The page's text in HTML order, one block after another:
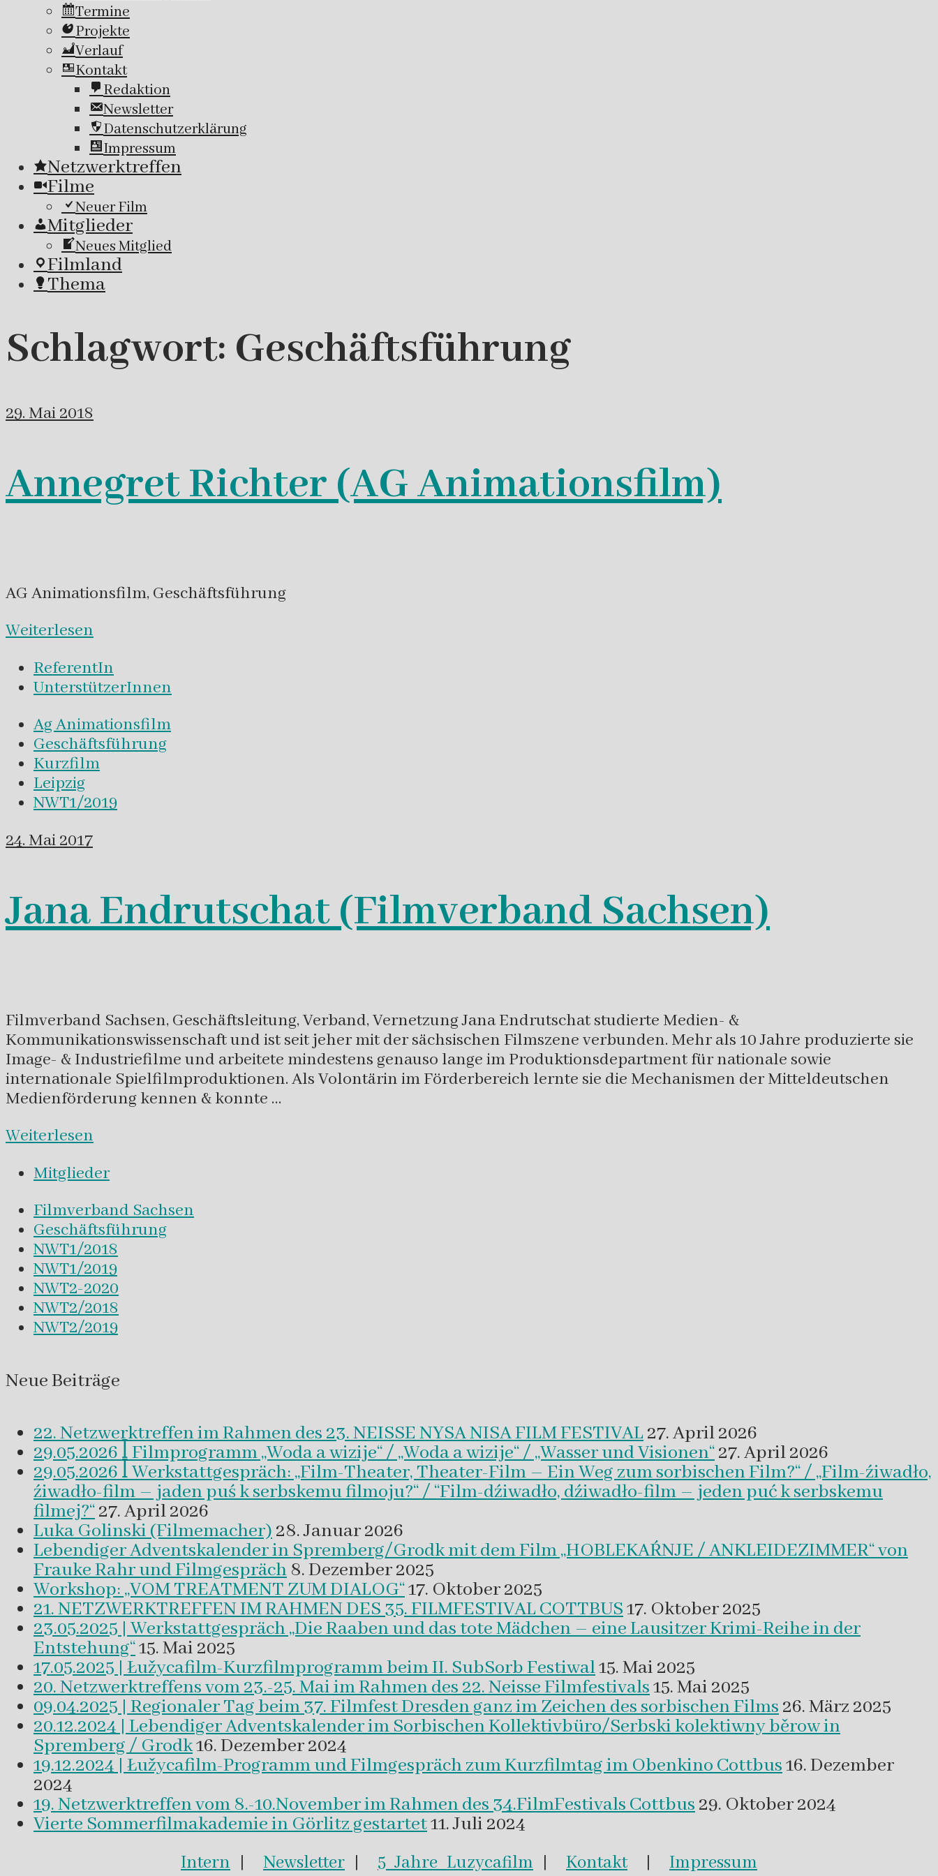
Termine
Projekte
Verlauf
Kontakt
Redaktion
Newsletter
Datenschutzerklärung
Impressum
Netzwerktreffen
Filme
Neuer Film
Mitglieder
Neues Mitglied
Filmland
Thema
Schlagwort: Geschäftsführung
29. Mai 2018
Annegret Richter (AG Animationsfilm)
AG Animationsfilm, Geschäftsführung
Weiterlesen
ReferentIn
UnterstützerInnen
Ag Animationsfilm
Geschäftsführung
Kurzfilm
Leipzig
NWT1/2019
24. Mai 2017
Jana Endrutschat (Filmverband Sachsen)
Filmverband Sachsen, Geschäftsleitung, Verband, Vernetzung Jana Endrutschat studierte Medien- &
Kommunikationswissenschaft und ist seit jeher mit der sächsischen Filmszene verbunden. Mehr als 10 Jahre produzierte sie
Image- & Industriefilme und arbeitete mindestens genauso lange im Produktionsdepartment für nationale sowie
internationale Spielfilmproduktionen. Als Volontärin im Förderbereich lernte sie die Mechanismen der Mitteldeutschen
Medienförderung kennen & konnte …
Weiterlesen
Mitglieder
Filmverband Sachsen
Geschäftsführung
NWT1/2018
NWT1/2019
NWT2-2020
NWT2/2018
NWT2/2019
Neue Beiträge
22. Netzwerktreffen im Rahmen des 23. NEISSE NYSA NISA FILM FESTIVAL27. April 2026
29.05.2026 ꟾ Filmprogramm „Woda a wizije“ / „Woda a wizije“ / „Wasser und Visionen“27. April 2026
29.05.2026 ꟾ Werkstattgespräch: „Film-Theater, Theater-Film – Ein Weg zum sorbischen Film?“ / „Film-źiwadło,
źiwadło-film – jaden puś k serbskemu filmoju?“ / “Film-dźiwadło, dźiwadło-film – jeden puć k serbskemu
filmej?“27. April 2026
Luka Golinski (Filmemacher)28. Januar 2026
Lebendiger Adventskalender in Spremberg/Grodk mit dem Film „HOBLEKAŔNJE / ANKLEIDEZIMMER“ von
Frauke Rahr und Filmgespräch 8. Dezember 2025
Workshop: „VOM TREATMENT ZUM DIALOG“17. Oktober 2025
21. NETZWERKTREFFEN IM RAHMEN DES 35. FILMFESTIVAL COTTBUS17. Oktober 2025
23.05.2025 | Werkstattgespräch „Die Raaben und das tote Mädchen – eine Lausitzer Krimi-Reihe in der
Entstehung“15. Mai 2025
17.05.2025 | Łužycafilm-Kurzfilmprogramm beim II. SubSorb Festiwal15. Mai 2025
20. Netzwerktreffens vom 23.-25. Mai im Rahmen des 22. Neisse Filmfestivals15. Mai 2025
09.04.2025 | Regionaler Tag beim 37. Filmfest Dresden ganz im Zeichen des sorbischen Films26. März 2025
20.12.2024 | Lebendiger Adventskalender im Sorbischen Kollektivbüro/Serbski kolektiwny běrow in
Spremberg / Grodk16. Dezember 2024
19.12.2024 | Łužycafilm-Programm und Filmgespräch zum Kurzfilmtag im Obenkino Cottbus16. Dezember
2024
19. Netzwerktreffen vom 8.-10.November im Rahmen des 34.FilmFestivals Cottbus29. Oktober 2024
Vierte Sommerfilmakademie in Görlitz gestartet11. Juli 2024
Intern | Newsletter | 5 Jahre Luzycafilm | Kontakt| Impressum